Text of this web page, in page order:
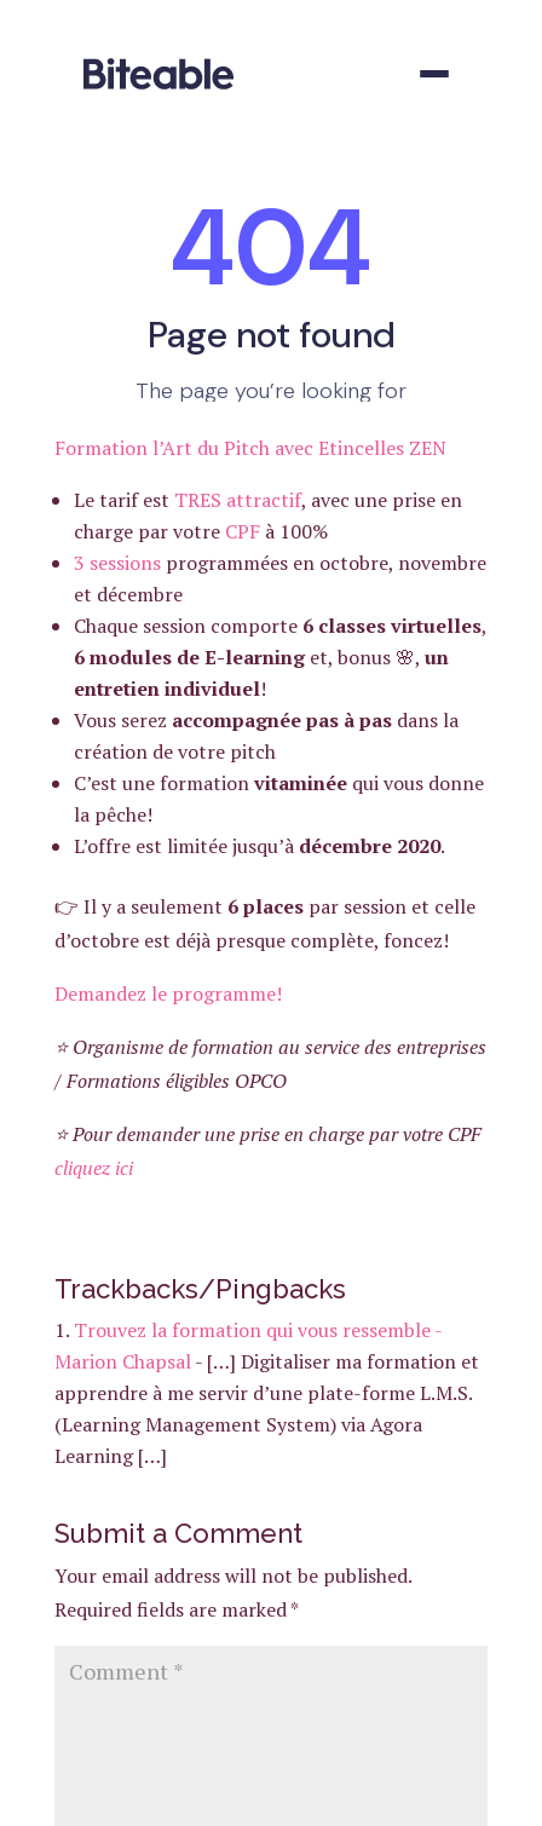
Formation l’Art du Pitch avec Etincelles ZEN
Le tarif est TRES attractif, avec une prise en
charge par votre CPFà 100%
3 sessionsprogrammées en octobre, novembre
et décembre
Chaque session comporte6 classes virtuelles,
6 modules de E-learninget, bonus 🌸, un
entretien individuel!
Vous serez accompagnée pas à pasdans la
création de votre pitch
C’est une formationvitaminéequi vous donne
la pêche!
L’offre est limitée jusqu’àdécembre 2020.
👉 Il y a seulement 6 placespar session et celle
d’octobre est déjà presque complète, foncez!
Demandez le programme!
⭐ Organisme de formation au service des entreprises
/ Formations éligibles OPCO
⭐ Pour demander une prise en charge par votre CPF
cliquez ici
Trackbacks/Pingbacks
Trouvez la formation qui vous ressemble -
Marion Chapsal- […] Digitaliser ma formation et
apprendre à me servir d’une plate-forme L.M.S.
(Learning Management System) via Agora
Learning […]
Submit a Comment
Your email address will not be published.
Required fields are marked*